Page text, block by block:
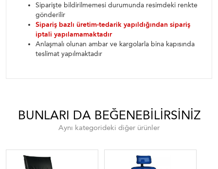
Siparişte bildirilmemesi durumunda resimdeki renkte
gönderilir
Sipariş bazlı üretim-tedarik yapıldığından sipariş
iptali yapılamamaktadır
Anlaşmalı olunan ambar ve kargolarla bina kapısında
teslimat yapılmaktadır
BUNLARI DA BEĞENEBILIRSINIZ
Aynı kategorideki diğer ürünler